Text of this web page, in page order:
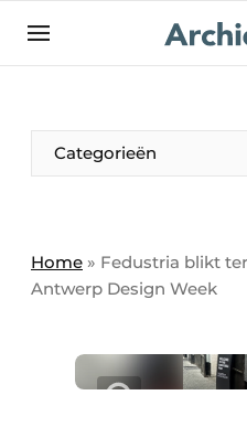
NL be-FR
Categorieën
Home » Fedustria blikt
Antwerp Design Week